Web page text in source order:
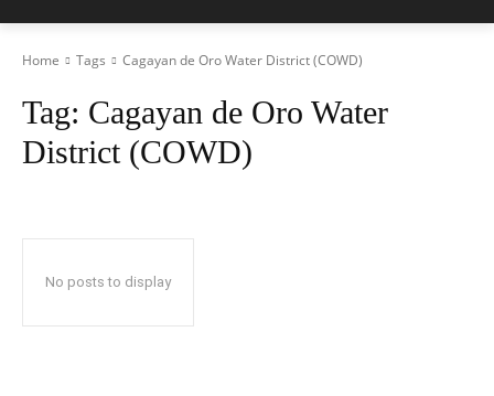
Home Tags Cagayan de Oro Water District (COWD)
Tag: Cagayan de Oro Water
District (COWD)
No posts to display